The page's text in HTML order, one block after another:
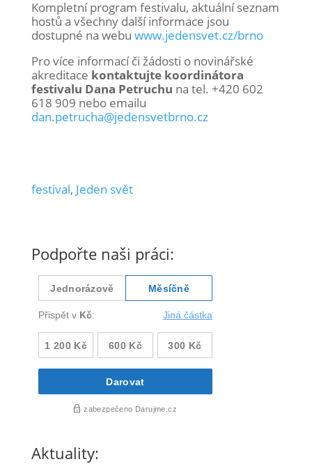
Kompletní program festivalu, aktuální seznam
hostů a všechny další informace jsou
dostupné na webu www.jedensvet.cz/brno
Pro více informací či žádosti o novinářské
akreditace kontaktujte koordinátora
festivalu Dana Petruchu na tel. +420 602
618 909 nebo emailu
dan.petrucha@jedensvetbrno.cz
festival, Jeden svět
Podpořte naši práci:
Aktuality: